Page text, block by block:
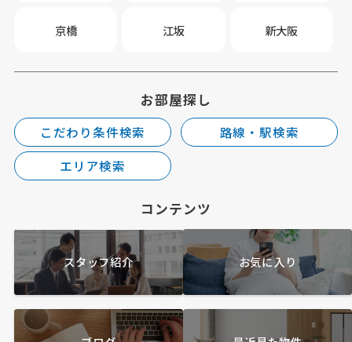
京橋 江坂 新大阪
お部屋探し
こだわり条件検索
路線・駅検索
エリア検索
コンテンツ
スタッフ紹介 お気に入り